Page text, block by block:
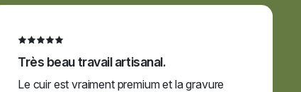
Très beau travail artisanal.
Le cuir est vraiment premium et la gravure